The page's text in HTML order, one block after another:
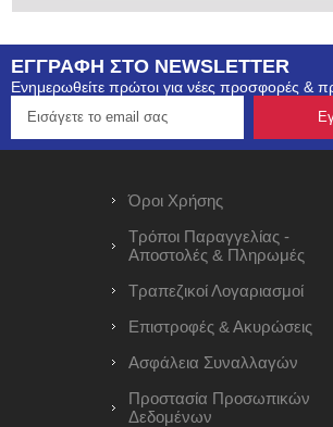
ΕΓΓΡΑΦΗ ΣΤΟ NEWSLETTER
Ενημερωθείτε πρώτοι για νέες προσφορές &
Όροι Χρήσης
Τρόποι Παραγγελίας -
Αποστολές & Πληρωμές
Τραπεζικοί Λογαριασμοί
Επιστροφές & Ακυρώσεις
Ασφάλεια Συναλλαγών
Προστασία Προσωπικών
Δεδομένων